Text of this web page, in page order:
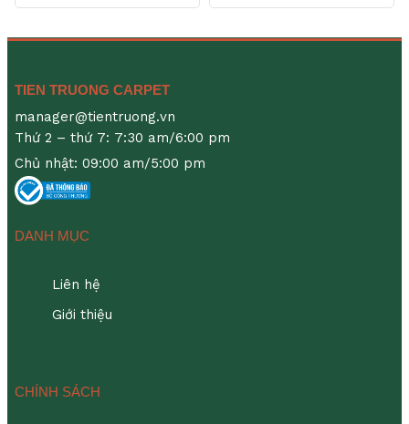
TIEN TRUONG CARPET
manager@tientruong.vn
Thứ 2 – thứ 7: 7:30 am/6:00 pm
Chủ nhật: 09:00 am/5:00 pm
DANH MỤC
Liên hệ
Giới thiệu
CHÍNH SÁCH